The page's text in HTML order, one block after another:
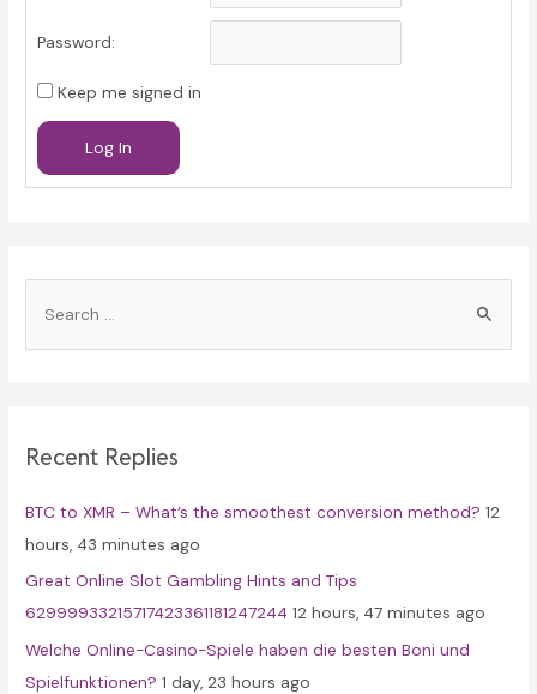
Password:
Keep me signed in
Log In
h
o
r
:
Recent Replies
BTC to XMR – What’s the smoothest conversion method? 12
hours, 43 minutes ago
Great Online Slot Gambling Hints and Tips
62999933215717423361181247244 12 hours, 47 minutes ago
Welche Online-Casino-Spiele haben die besten Boni und
Spielfunktionen? 1 day, 23 hours ago